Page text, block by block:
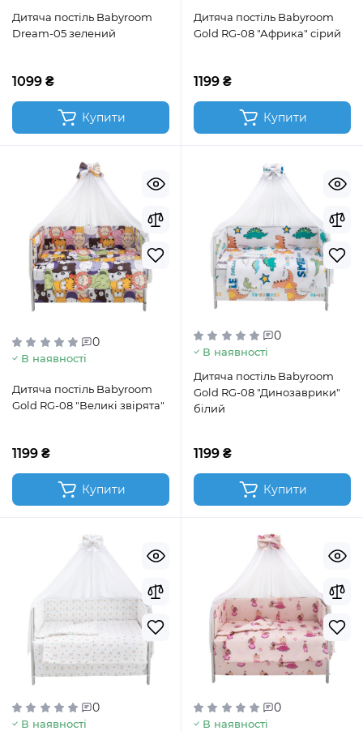
Дитяча постіль Babyroom
Dream-05 зелений
1099 ₴
Купити
Дитяча постіль Babyroom
Gold RG-08 "Африка" сірий
1199 ₴
Купити
0
В наявності
Дитяча постіль Babyroom
Gold RG-08 "Великі звірята"
1199 ₴
Купити
0
В наявності
Дитяча постіль Babyroom
Gold RG-08 "Динозаврики"
білий
1199 ₴
Купити
0
В наявності
0
В наявності